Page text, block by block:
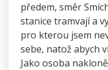
předem, směr
stanice tramvají a
pro kterou jsem
sebe, natož abych
Jako osoba